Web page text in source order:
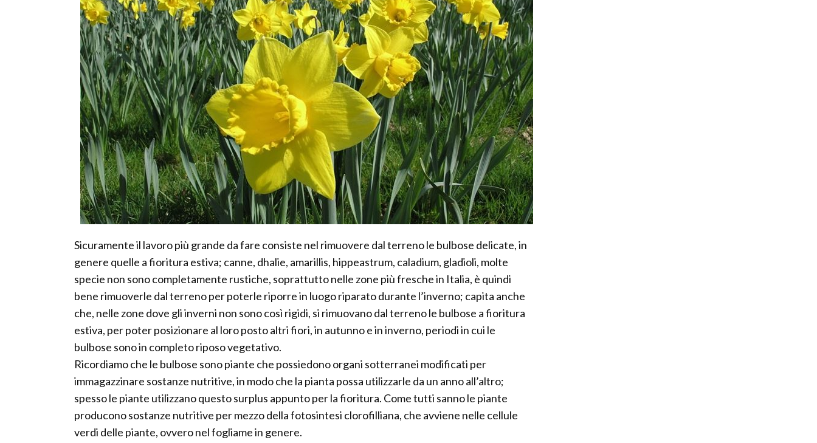
Sicuramente il lavoro più grande da fare consiste nel rimuovere dal terreno le bulbose delicate, in
genere quelle a fioritura estiva; canne, dhalie, amarillis, hippeastrum, caladium, gladioli, molte
specie non sono completamente rustiche, soprattutto nelle zone più fresche in Italia, è quindi
bene rimuoverle dal terreno per poterle riporre in luogo riparato durante l’inverno; capita anche
che, nelle zone dove gli inverni non sono così rigidi, si rimuovano dal terreno le bulbose a fioritura
estiva, per poter posizionare al loro posto altri fiori, in autunno e in inverno, periodi in cui le
bulbose sono in completo riposo vegetativo.
Ricordiamo che le bulbose sono piante che possiedono organi sotterranei modificati per
immagazzinare sostanze nutritive, in modo che la pianta possa utilizzarle da un anno all’altro;
spesso le piante utilizzano questo surplus appunto per la fioritura. Come tutti sanno le piante
producono sostanze nutritive per mezzo della fotosintesi clorofilliana, che avviene nelle cellule
verdi delle piante, ovvero nel fogliame in genere.